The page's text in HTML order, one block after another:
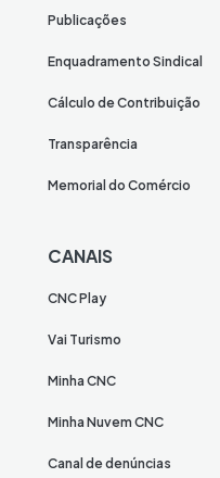
Publicações
Enquadramento Sindical
Cálculo de Contribuição
Transparência
Memorial do Comércio
CANAIS
CNC Play
Vai Turismo
Minha CNC
Minha Nuvem CNC
Canal de denúncias